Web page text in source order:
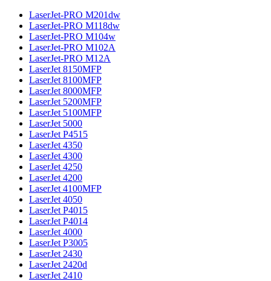
LaserJet-PRO M201dw
LaserJet-PRO M118dw
LaserJet-PRO M104w
LaserJet-PRO M102A
LaserJet-PRO M12A
LaserJet 8150MFP
LaserJet 8100MFP
LaserJet 8000MFP
LaserJet 5200MFP
LaserJet 5100MFP
LaserJet 5000
LaserJet P4515
LaserJet 4350
LaserJet 4300
LaserJet 4250
LaserJet 4200
LaserJet 4100MFP
LaserJet 4050
LaserJet P4015
LaserJet P4014
LaserJet 4000
LaserJet P3005
LaserJet 2430
LaserJet 2420d
LaserJet 2410